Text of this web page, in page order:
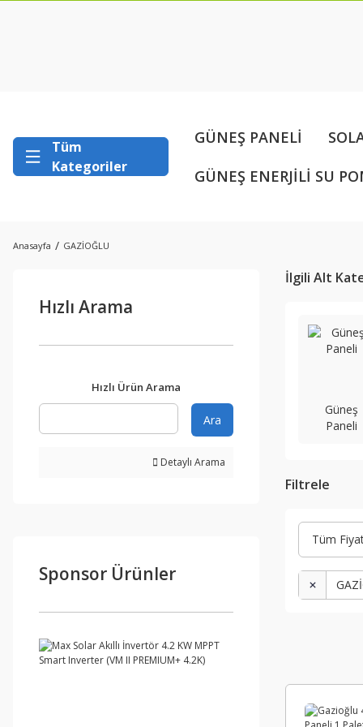
Tüm
Kategoriler
GÜNEŞ PANELİ
GÜNEŞ ENERJİLİ SU
Anasayfa GAZİOĞLU
Hızlı Arama
Hızlı Ürün Arama
Ara
Detaylı Arama
Sponsor Ürünler
İlgili Alt
Güneş
Paneli
Filtrele
Tüm